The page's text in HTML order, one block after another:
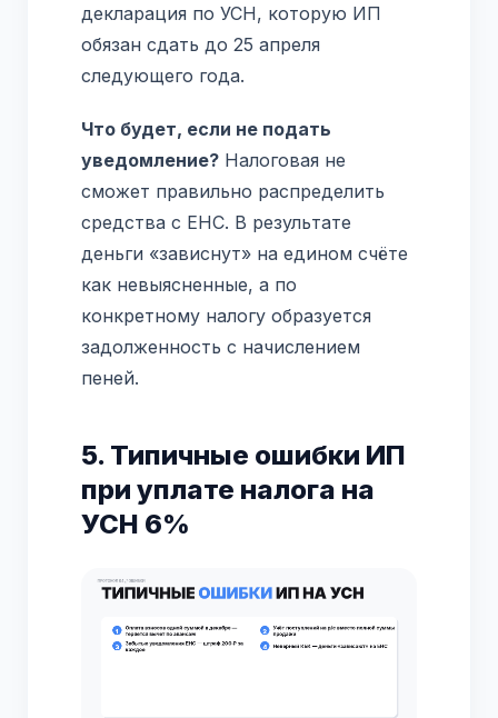
декларация по УСН, которую ИП
обязан сдать до 25 апреля
следующего года.
Что будет, если не подать
уведомление? Налоговая не
сможет правильно распределить
средства с ЕНС. В результате
деньги «зависнут» на едином счёте
как невыясненные, а по
конкретному налогу образуется
задолженность с начислением
пеней.
5. Типичные ошибки ИП
при уплате налога на
УСН 6%